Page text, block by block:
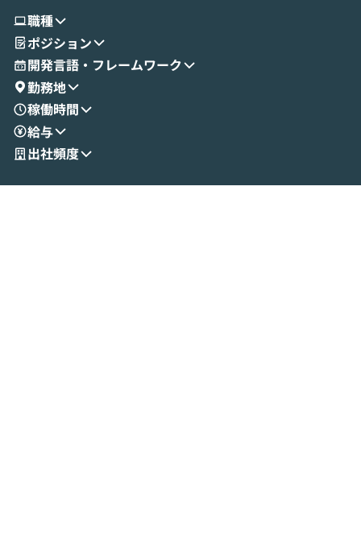
せいただきます。数分でワークフローが完
成する手軽さや、Gmail等の外部サービス
とセキュアに連携できるポイントなど、実
演を通じて具体的なイメージをお届けしま
す。 後半のディスカッションでは、セキュ
リティの考え方や社内導入の進め方など、
現場目線でさらに深掘りしていきます。
「自分の業務をAIで自動化してみたいけ
いう方にこそ参加いただきたいイベントで
職種
ポジション
開発言語・フレームワーク
勤務地
稼働時間
給与
出社頻度